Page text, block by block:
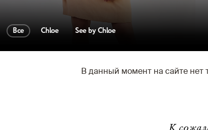
Все Chloe See by Chloe
В данный момент на сайте нет